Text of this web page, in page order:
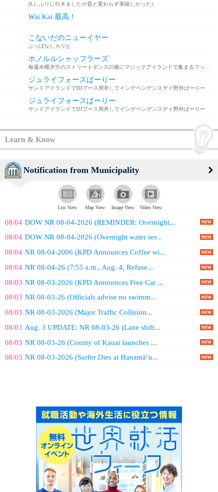
久しぶりに行きましたが昔と変わらず美味しかった♪
Wai Kai 最高！
こないだのニューイヤー
ぶっぱなしカリヒ
ホノルルシャッフラーズ
ジュライフォースぱーりー
サンドアイランドでDJブース用意してインデペンデンスデイ野外ぱーりー
ジュライフォースぱーりー
サンドアイランドでDJブース用意してインデペンデンスデイ野外ぱーりー
Learn & Know
Notification from Municipality
List View Map View Image View Video View
08/04 DOW NR 08-04-2026 (REMINDER: Overnight...
08/04 DOW NR 08-04-2026 (Overnight water ser...
08/04 NR 08-04-2006 (KPD Announces Coffee wi...
08/04 NR 08-04-26 (7:55 a.m., Aug. 4, Refuse...
08/03 NR 08-03-2026 (KPD Announces Free Car ...
08/03 NR 08-03-26 (Officials advise no swimm...
08/03 NR 08-03-2026 (Major Traffic Collision...
08/03 Aug. 3 UPDATE: NR 08-03-26 (Lane shift...
08/03 NR 08-03-26 (County of Kauai launches ...
08/03 NR 08-03-2026 (Surfer Dies at Hanamāʻu...